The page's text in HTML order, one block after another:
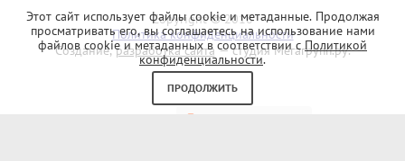
Copyright © 2018
Политика конфиденциальности
Создание,разработка сайта— студия Мегагрупп.ру.
Этот сайт использует файлы cookie и метаданные. Продолжая
просматривать его, вы соглашаетесь на использование нами
файлов cookie и метаданных в соответствии сПолитикой
конфиденциальности.
ПРОДОЛЖИТЬ